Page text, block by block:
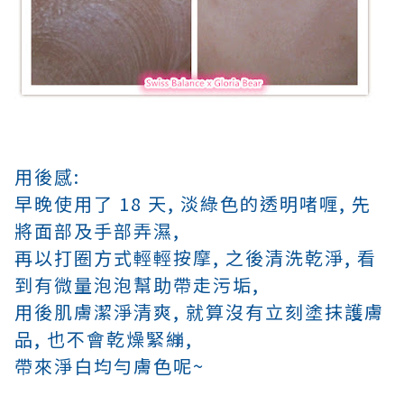
用後感:
早晚使用了 18 天, 淡綠色的透明啫喱, 先
將面部及手部弄濕,
再以打圈方式輕輕按摩, 之後清洗乾淨, 看
到有微量泡泡幫助帶走污垢,
用後肌膚潔淨清爽, 就算沒有立刻塗抹護膚
品, 也不會乾燥緊繃,
帶來淨白均勻膚色呢~